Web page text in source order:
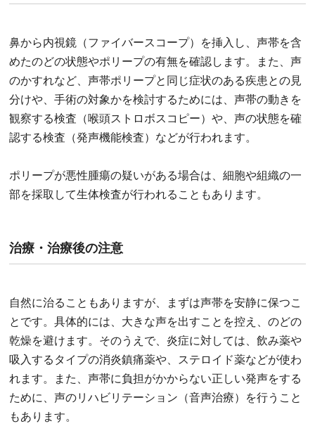
鼻から内視鏡（ファイバースコープ）を挿入し、声帯を含
めたのどの状態やポリープの有無を確認します。また、声
のかすれなど、声帯ポリープと同じ症状のある疾患との見
分けや、手術の対象かを検討するためには、声帯の動きを
観察する検査（喉頭ストロボスコピー）や、声の状態を確
認する検査（発声機能検査）などが行われます。
ポリープが悪性腫瘍の疑いがある場合は、細胞や組織の一
部を採取して生体検査が行われることもあります。
治療・治療後の注意
自然に治ることもありますが、まずは声帯を安静に保つこ
とです。具体的には、大きな声を出すことを控え、のどの
乾燥を避けます。そのうえで、炎症に対しては、飲み薬や
吸入するタイプの消炎鎮痛薬や、ステロイド薬などが使わ
れます。また、声帯に負担がかからない正しい発声をする
ために、声のリハビリテーション（音声治療）を行うこと
もあります。